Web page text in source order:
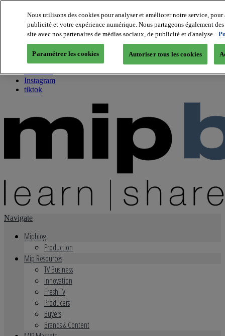
About us
Twitter
Facebook
Youtube
Instagram
tiktok
Navigate
Mipblog
Production
Mip Resources
TV Business
Innovation
Fresh TV
Producers
Buyers
Brands & Content
Nous utilisons des cookies pour analyser et améliorer notre service,
publicité et votre expérience numérique. Nous partageons également
site avec nos partenaires de médias sociaux, de publicité et d'analyse.
Paramétrer les cookies Autoriser tous les cookies